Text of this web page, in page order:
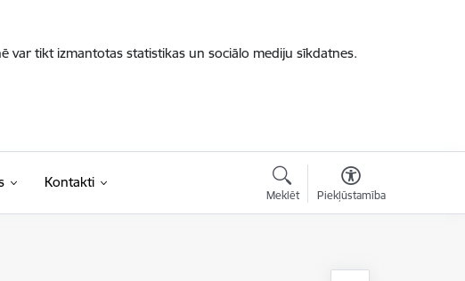
var tikt izmantotas statistikas un sociālo mediju sīkdatnes.
Kontakti
Meklēt Piekļūstamība